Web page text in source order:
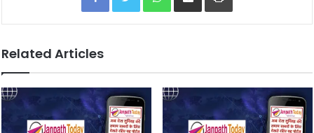
Related Articles